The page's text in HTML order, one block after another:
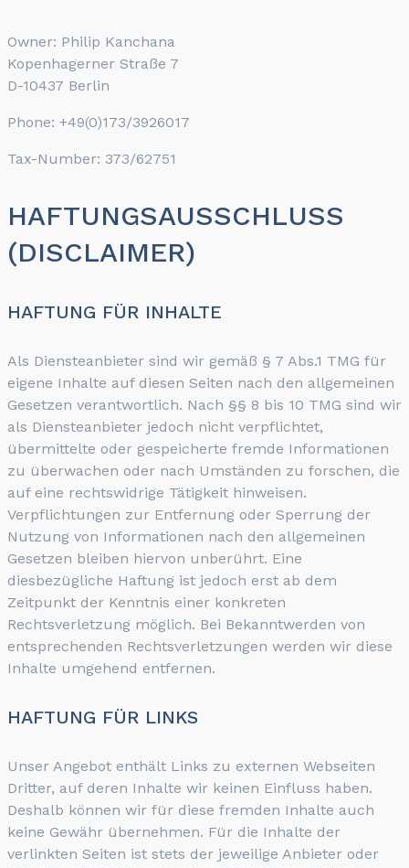
Owner: Philip Kanchana
Kopenhagerner Straße 7
D-10437 Berlin
Phone: +49(0)173/3926017
Tax-Number: 373/62751
HAFTUNGSAUSSCHLUSS
(DISCLAIMER)
HAFTUNG FÜR INHALTE
Als Diensteanbieter sind wir gemäß § 7 Abs.1 TMG für
eigene Inhalte auf diesen Seiten nach den allgemeinen
Gesetzen verantwortlich. Nach §§ 8 bis 10 TMG sind wir
als Diensteanbieter jedoch nicht verpflichtet,
übermittelte oder gespeicherte fremde Informationen
zu überwachen oder nach Umständen zu forschen, die
auf eine rechtswidrige Tätigkeit hinweisen.
Verpflichtungen zur Entfernung oder Sperrung der
Nutzung von Informationen nach den allgemeinen
Gesetzen bleiben hiervon unberührt. Eine
diesbezügliche Haftung ist jedoch erst ab dem
Zeitpunkt der Kenntnis einer konkreten
Rechtsverletzung möglich. Bei Bekanntwerden von
entsprechenden Rechtsverletzungen werden wir diese
Inhalte umgehend entfernen.
HAFTUNG FÜR LINKS
Unser Angebot enthält Links zu externen Webseiten
Dritter, auf deren Inhalte wir keinen Einfluss haben.
Deshalb können wir für diese fremden Inhalte auch
keine Gewähr übernehmen. Für die Inhalte der
verlinkten Seiten ist stets der jeweilige Anbieter oder